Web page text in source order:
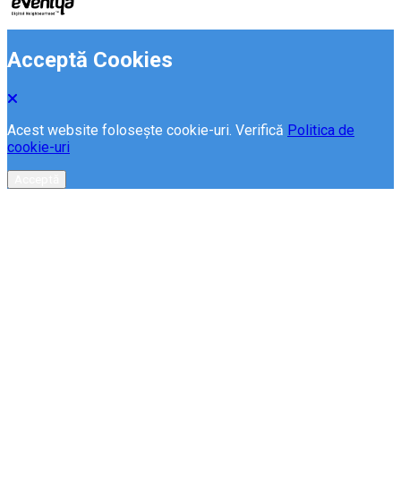
Acceptă Cookies
Acest website folosește cookie-uri. Verifică Politica de
cookie-uri